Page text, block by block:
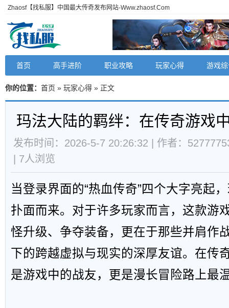
Zhaosf【找私服】中国最大传奇发布网站-Www.zhaosf.Com
首页 高手进阶 职业攻略 玩家心得 游戏
你的位置： 首页 » 玩家心得 » 正文
玛法大陆的羁绊：在传奇游戏
发布时间：2026-5-7 20:26:32 | 作者：
7人浏览
当登录界面的“热血传奇”四个大字亮起
扑面而来。对于许多玩家而言，这款游
怪升级、争夺装备，更在于那些并肩作
下的跨越虚拟与现实的深厚友谊。在传
是游戏中的战友，更是漫长冒险路上最